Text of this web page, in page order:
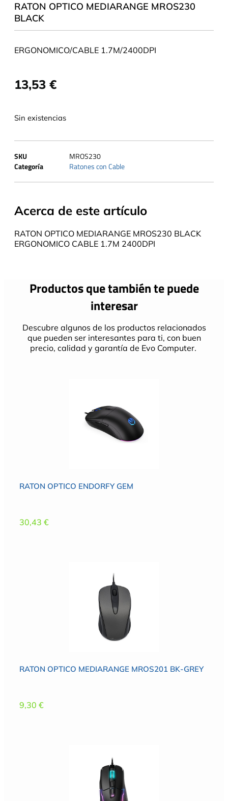
RATON OPTICO MEDIARANGE MROS230
BLACK
ERGONOMICO/CABLE 1.7M/2400DPI
13,53 €
Sin existencias
SKU
MROS230
Categoría
Ratones con Cable
Acerca de este artículo
RATON OPTICO MEDIARANGE MROS230 BLACK
ERGONOMICO CABLE 1.7M 2400DPI
Productos que también te puede
interesar
Descubre algunos de los productos relacionados
que pueden ser interesantes para ti, con buen
precio, calidad y garantía de Evo Computer.
RATON OPTICO ENDORFY GEM
30,43 €
RATON OPTICO MEDIARANGE MROS201 BK-GREY
9,30 €